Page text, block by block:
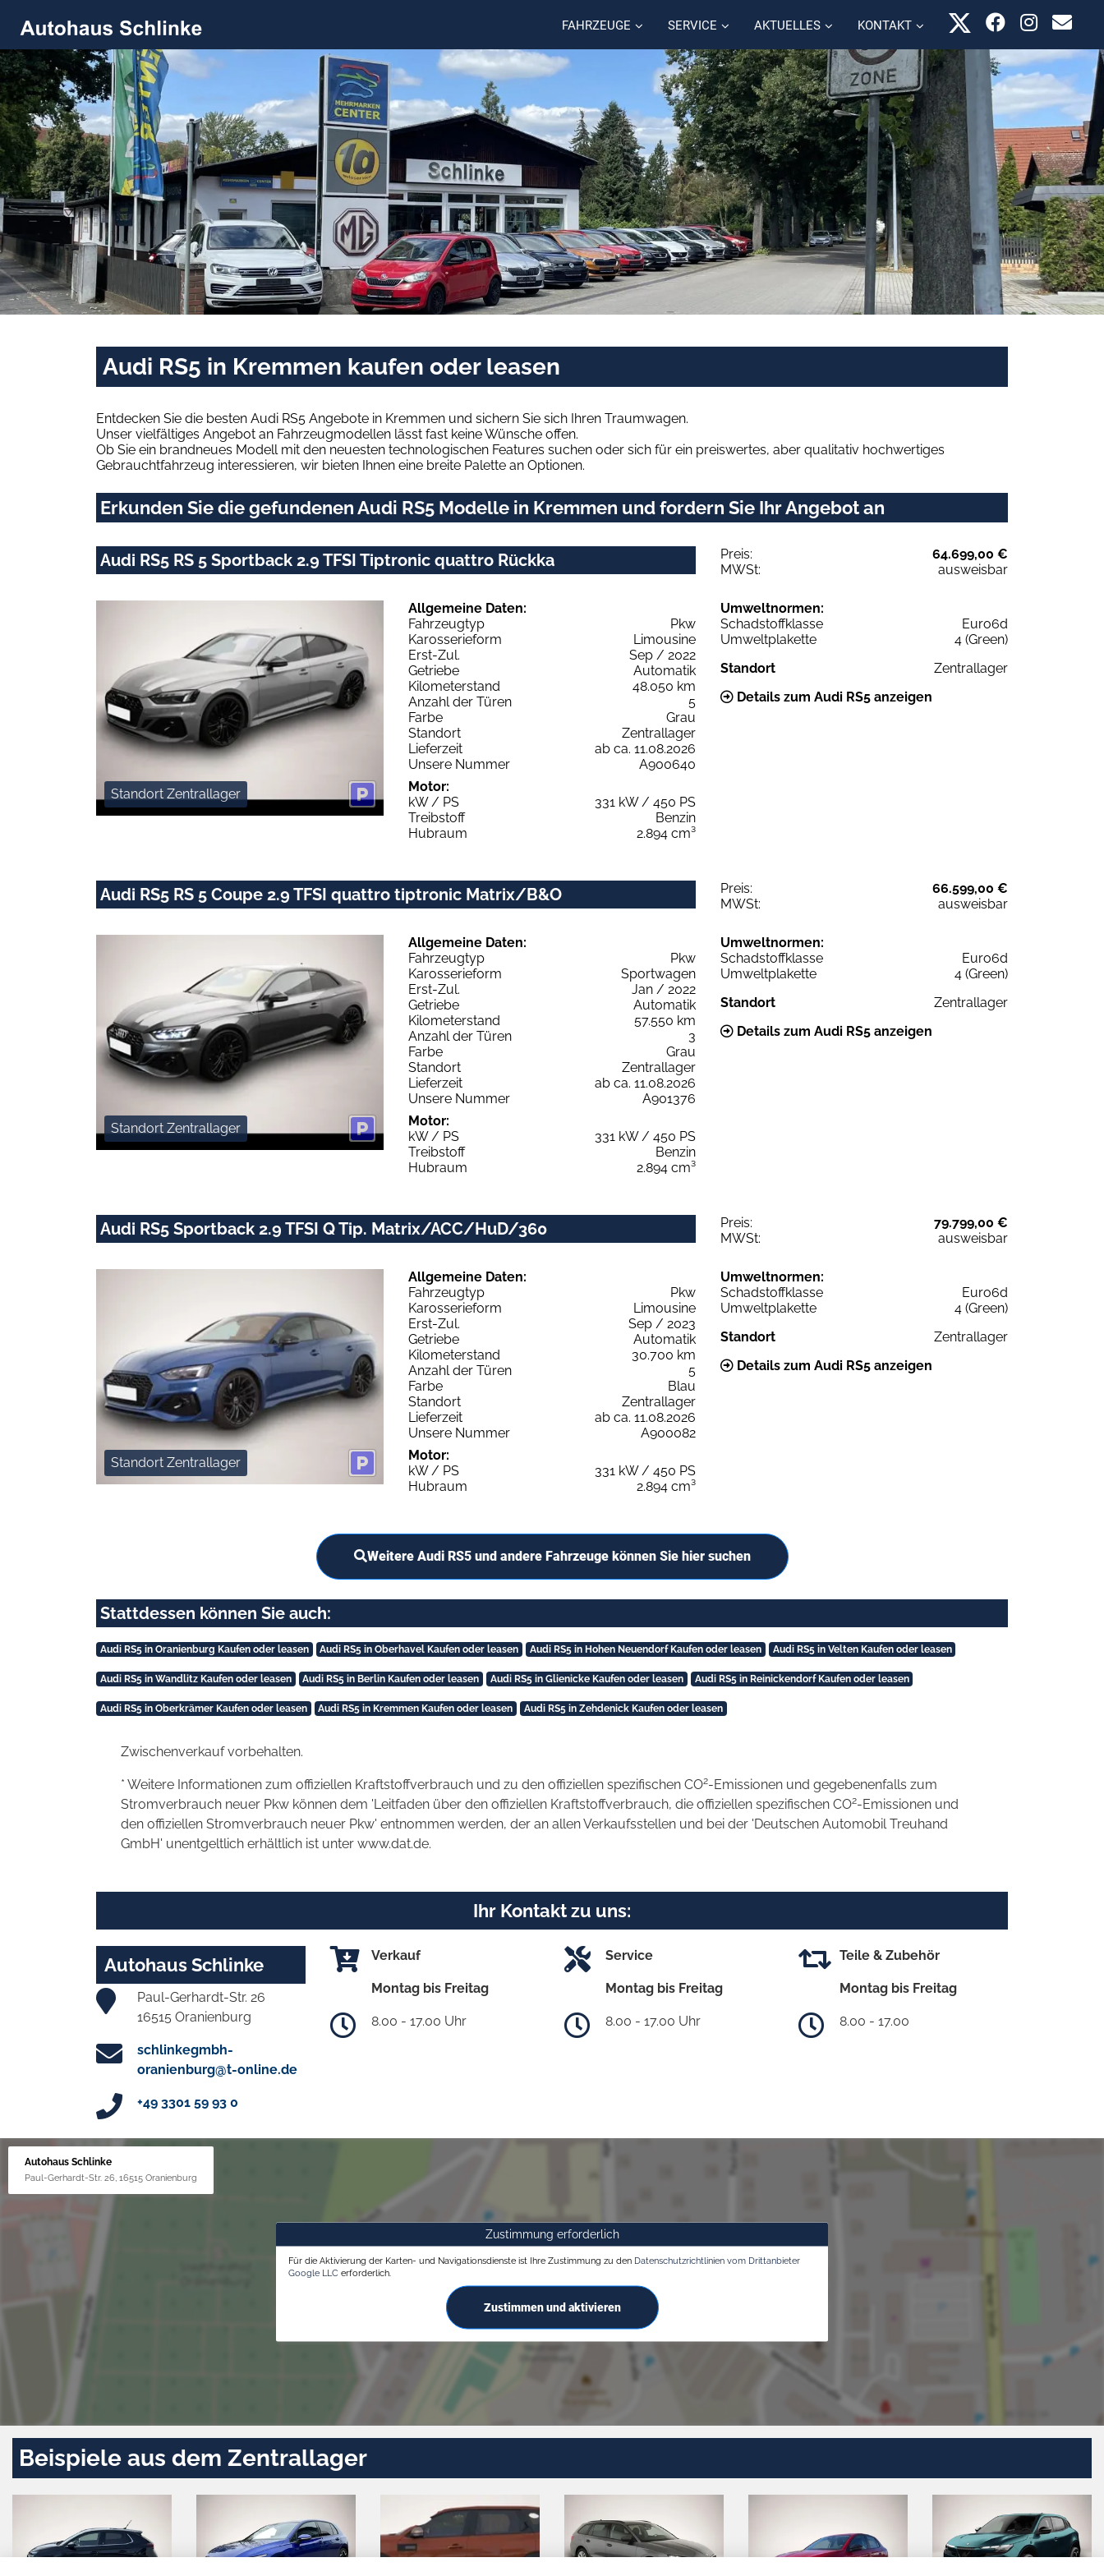
FAHRZEUGE SERVICE AKTUELLES KONTAKT
Audi RS5 in Kremmen kaufen oder leasen
Entdecken Sie die besten Audi RS5 Angebote in Kremmen und sichern Sie sich Ihren Traumwagen.
Unser vielfältiges Angebot an Fahrzeugmodellen lässt fast keine Wünsche offen.
Ob Sie ein brandneues Modell mit den neuesten technologischen Features suchen oder sich für ein preiswertes, aber qualitativ hochwertiges
Gebrauchtfahrzeug interessieren, wir bieten Ihnen eine breite Palette an Optionen.
Erkunden Sie die gefundenen Audi RS5 Modelle in Kremmen und fordern Sie Ihr Angebot an
Audi RS5 RS 5 Sportback 2.9 TFSI Tiptronic quattro Rückka Preis:
64.699,00 €
MWSt:
ausweisbar
Standort Zentrallager
Allgemeine Daten:
Fahrzeugtyp
Pkw
Karosserieform
Limousine
Erst-Zul.
Sep / 2022
Getriebe
Automatik
Kilometerstand
48.050 km
Anzahl der Türen
5
Farbe
Grau
Standort
Zentrallager
Lieferzeit
ab ca. 11.08.2026
Unsere Nummer
A900640
Motor:
kW / PS
331 kW / 450 PS
Treibstoff
Benzin
Hubraum
2.894 cm³
Umweltnormen:
Schadstoffklasse
Euro6d
Umweltplakette
4 (Green)
Standort
Zentrallager
Details zum Audi RS5 anzeigen
Audi RS5 RS 5 Coupe 2.9 TFSI quattro tiptronic Matrix/B&O Preis:
66.599,00 €
MWSt:
ausweisbar
Standort Zentrallager
Allgemeine Daten:
Fahrzeugtyp
Pkw
Karosserieform
Sportwagen
Erst-Zul.
Jan / 2022
Getriebe
Automatik
Kilometerstand
57.550 km
Anzahl der Türen
3
Farbe
Grau
Standort
Zentrallager
Lieferzeit
ab ca. 11.08.2026
Unsere Nummer
A901376
Motor:
kW / PS
331 kW / 450 PS
Treibstoff
Benzin
Hubraum
2.894 cm³
Umweltnormen:
Schadstoffklasse
Euro6d
Umweltplakette
4 (Green)
Standort
Zentrallager
Details zum Audi RS5 anzeigen
Audi RS5 Sportback 2.9 TFSI Q Tip. Matrix/ACC/HuD/360 Preis:
79.799,00 €
MWSt:
ausweisbar
Standort Zentrallager
Allgemeine Daten:
Fahrzeugtyp
Pkw
Karosserieform
Limousine
Erst-Zul.
Sep / 2023
Getriebe
Automatik
Kilometerstand
30.700 km
Anzahl der Türen
5
Farbe
Blau
Standort
Zentrallager
Lieferzeit
ab ca. 11.08.2026
Unsere Nummer
A900082
Motor:
kW / PS
331 kW / 450 PS
Hubraum
2.894 cm³
Umweltnormen:
Schadstoffklasse
Euro6d
Umweltplakette
4 (Green)
Standort
Zentrallager
Details zum Audi RS5 anzeigen
Weitere Audi RS5 und andere Fahrzeuge können Sie hier suchen
Stattdessen können Sie auch:
Audi RS5 in Oranienburg Kaufen oder leasen Audi RS5 in Oberhavel Kaufen oder leasen Audi RS5 in Hohen Neuendorf Kaufen oder leasen Audi RS5 in Velten Kaufen oder leasen
Audi RS5 in Wandlitz Kaufen oder leasen Audi RS5 in Berlin Kaufen oder leasen Audi RS5 in Glienicke Kaufen oder leasen Audi RS5 in Reinickendorf Kaufen oder leasen
Audi RS5 in Oberkrämer Kaufen oder leasen Audi RS5 in Kremmen Kaufen oder leasen Audi RS5 in Zehdenick Kaufen oder leasen
Zwischenverkauf vorbehalten.
* Weitere Informationen zum offiziellen Kraftstoffverbrauch und zu den offiziellen spezifischen CO2-Emissionen und gegebenenfalls zum
Stromverbrauch neuer Pkw können dem 'Leitfaden über den offiziellen Kraftstoffverbrauch, die offiziellen spezifischen CO2-Emissionen und
den offiziellen Stromverbrauch neuer Pkw' entnommen werden, der an allen Verkaufsstellen und bei der 'Deutschen Automobil Treuhand
GmbH' unentgeltlich erhältlich ist unter www.dat.de.
Ihr Kontakt zu uns:
Autohaus Schlinke
Paul-Gerhardt-Str. 26
16515 Oranienburg
schlinkegmbh-
oranienburg@t-online.de
+49 3301 59 93 0
Verkauf
Montag bis Freitag
8.00 - 17.00 Uhr
Service
Montag bis Freitag
8.00 - 17.00 Uhr
Teile & Zubehör
Montag bis Freitag
8.00 - 17.00
Autohaus Schlinke
Paul-Gerhardt-Str. 26, 16515 Oranienburg
Zustimmung erforderlich
Für die Aktivierung der Karten- und Navigationsdienste ist Ihre Zustimmung zu den Datenschutzrichtlinien vom Drittanbieter
Google LLC erforderlich.
Zustimmen und aktivieren
Beispiele aus dem Zentrallager